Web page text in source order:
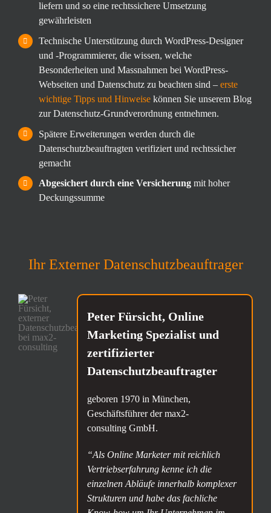
liefern und so eine rechtssichere Umsetzung
gewährleisten
Technische Unterstützung durch WordPress-Designer
und -Programmierer, die wissen, welche
Besonderheiten und Massnahmen bei WordPress-
Webseiten und Datenschutz zu beachten sind –erste
wichtige Tipps und Hinweisekönnen Sie unserem Blog
zur Datenschutz-Grundverordnung entnehmen.
Spätere Erweiterungen werden durch die
Datenschutzbeauftragten verifiziert und rechtssicher
gemacht
Abgesichert durch eine Versicherungmit hoher
Deckungssumme
Ihr Externer Datenschutzbeauftrager
Peter Fürsicht, Online
Marketing Spezialist und
zertifizierter
Datenschutzbeauftragter
geboren 1970 in München,
Geschäftsführer dermax2-
consulting GmbH.
“Als Online Marketer mit reichlich
Vertriebserfahrung kenne ich die
einzelnen Abläufe innerhalb komplexer
Strukturen und habe das fachliche